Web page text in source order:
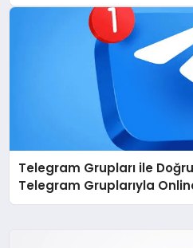
Telegram Grupları ile
Telegram Gruplarıyla